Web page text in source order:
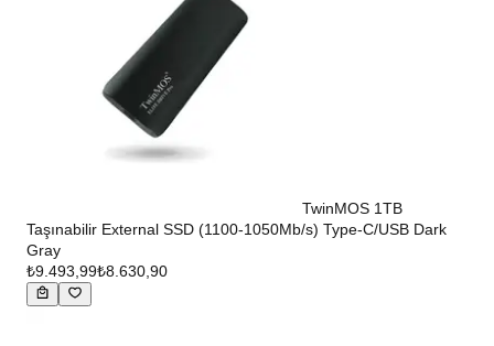
TwinMOS 1TB
Taşınabilir External SSD (1100-1050Mb/s) Type-C/USB Dark
Gray
₺9.493,99₺8.630,90